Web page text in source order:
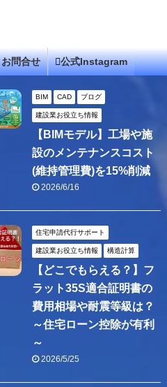
お問合せ 公式Instagram
BIM CAD ブログ
建設業お役立ち情報
【BIMモデル】工場や施
設のメンテナンスコスト
(維持管理費)を15%削減
2026/6/16
住宅申請代行サポート
建設業お役立ち情報 構造計算
【どこでもらえる？】フ
ラット35S適合証明書の
費用相場や耐震等級は？
～住宅ローン控除が有利
～
2026/5/25